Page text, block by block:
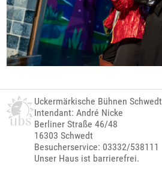
Uckermärkische Bühnen Schwedt
Intendant: André Nicke
Berliner Straße 46/48
16303 Schwedt
Besucherservice: 03332/538111
Unser Haus ist barrierefrei.